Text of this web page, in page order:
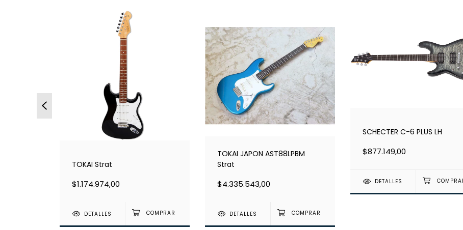
TOKAI Strat
$1.174.974,00
DETALLES
TOKAI JAPON AST88LPBM
Strat
$4.335.543,00
DETALLES
SCHECTER C-6 PLUS LH
$877.149,00
DETALLES